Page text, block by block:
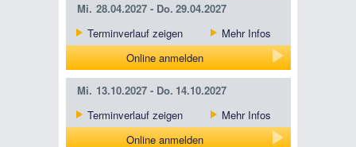
Mi. 28.04.2027 - Do. 29.04.2027
Terminverlauf zeigen
Mehr Infos
Online anmelden
Mi. 13.10.2027 - Do. 14.10.2027
Terminverlauf zeigen
Mehr Infos
Online anmelden